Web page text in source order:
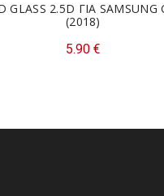
GLASS 2.5D ΓΙΑ SAMSUNG
(2018)
5.90 €